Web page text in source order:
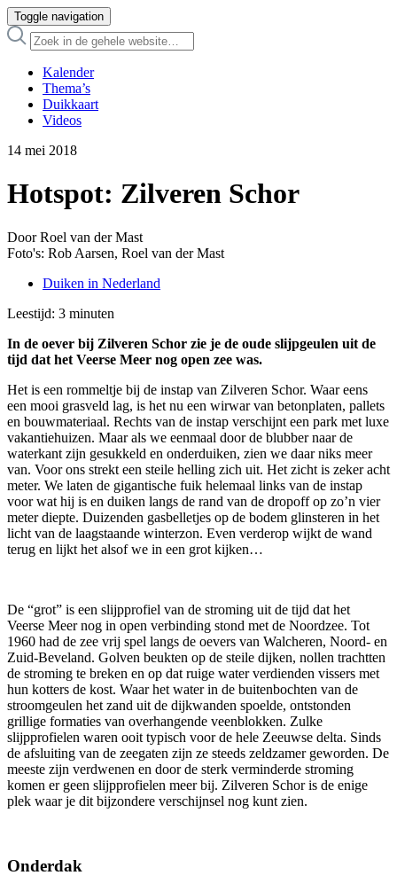
Toggle navigation
Kalender
Thema’s
Duikkaart
Videos
14 mei 2018
Hotspot: Zilveren Schor
Door Roel van der Mast
Foto's: Rob Aarsen, Roel van der Mast
Duiken in Nederland
Leestijd: 3 minuten
In de oever bij Zilveren Schor zie je de oude slijpgeulen uit de
tijd dat het Veerse Meer nog open zee was.
Het is een rommeltje bij de instap van Zilveren Schor. Waar eens
een mooi grasveld lag, is het nu een wirwar van betonplaten, pallets
en bouwmateriaal. Rechts van de instap verschijnt een park met luxe
vakantiehuizen. Maar als we eenmaal door de blubber naar de
waterkant zijn gesukkeld en onderduiken, zien we daar niks meer
van. Voor ons strekt een steile helling zich uit. Het zicht is zeker acht
meter. We laten de gigantische fuik helemaal links van de instap
voor wat hij is en duiken langs de rand van de dropoff op zo’n vier
meter diepte. Duizenden gasbelletjes op de bodem glinsteren in het
licht van de laagstaande winterzon. Even verderop wijkt de wand
terug en lijkt het alsof we in een grot kijken…
De “grot” is een slijpprofiel van de stroming uit de tijd dat het
Veerse Meer nog in open verbinding stond met de Noordzee. Tot
1960 had de zee vrij spel langs de oevers van Walcheren, Noord- en
Zuid-Beveland. Golven beukten op de steile dijken, nollen trachtten
de stroming te breken en op dat ruige water verdienden vissers met
hun kotters de kost. Waar het water in de buitenbochten van de
stroomgeulen het zand uit de dijkwanden spoelde, ontstonden
grillige formaties van overhangende veenblokken. Zulke
slijpprofielen waren ooit typisch voor de hele Zeeuwse delta. Sinds
de afsluiting van de zeegaten zijn ze steeds zeldzamer geworden. De
meeste zijn verdwenen en door de sterk verminderde stroming
komen er geen slijpprofielen meer bij. Zilveren Schor is de enige
plek waar je dit bijzondere verschijnsel nog kunt zien.
Onderdak